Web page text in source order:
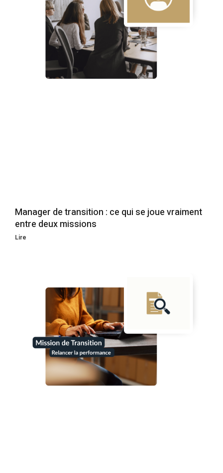
Manager de transition : ce qui se joue vraiment
entre deux missions
Lire